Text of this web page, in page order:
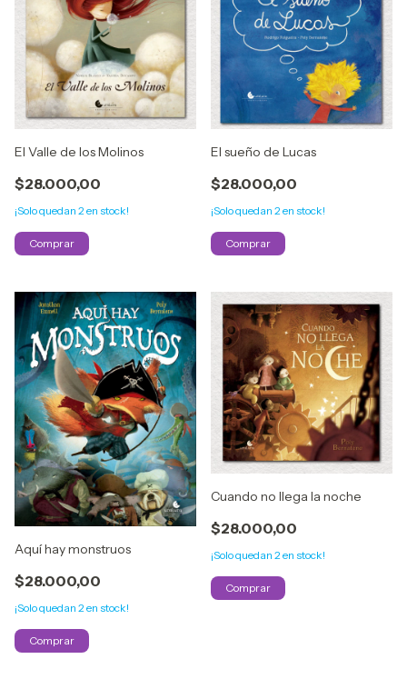
El Valle de los Molinos
$28.000,00
¡Solo quedan 2 en stock!
El sueño de Lucas
$28.000,00
¡Solo quedan 2 en stock!
Aquí hay monstruos
$28.000,00
¡Solo quedan 2 en stock!
Cuando no llega la noche
$28.000,00
¡Solo quedan 2 en stock!